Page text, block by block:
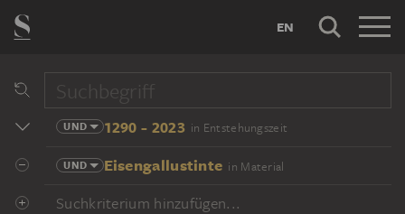
EN
UND 1290 - 2023 in Entstehungszeit
UND Eisengallustinte in Material
Suchkriterium hinzufügen...